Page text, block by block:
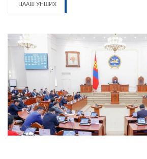
ЦААШ УНШИХ